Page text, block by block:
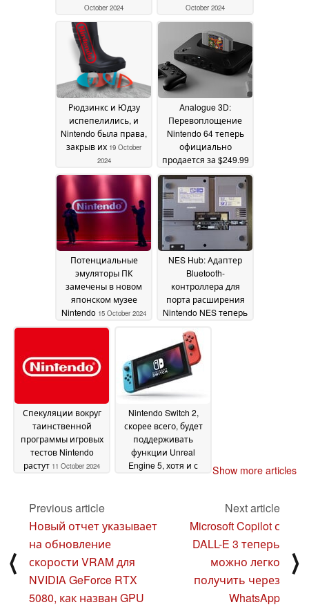
October 2024
October 2024
Рюдзинкс и Юдзу
испепелились, и
Nintendo была права,
закрыв их 19 October
2024
Analogue 3D:
Перевоплощение
Nintendo 64 теперь
официально
продается за $249.99
с 4K
безрегиональным
геймплеем
17 October
2024
Потенциальные
эмуляторы ПК
замечены в новом
японском музее
Nintendo 15 October 2024
NES Hub: Адаптер
Bluetooth-
контроллера для
порта расширения
Nintendo NES теперь
также установлены
сроки поставки
October 2024
Спекуляции вокруг
таинственной
программы игровых
тестов Nintendo
растут 11 October 2024
Nintendo Switch 2,
скорее всего, будет
поддерживать
функции Unreal
Engine 5, хотя и с
Show more articles
⟨
Previous article
Новый отчет указывает
на обновление
скорости VRAM для
NVIDIA GeForce RTX
5080, как назван GPU
Next article
Microsoft Copilot с
DALL-E 3 теперь
можно легко
получить через
WhatsApp
⟩